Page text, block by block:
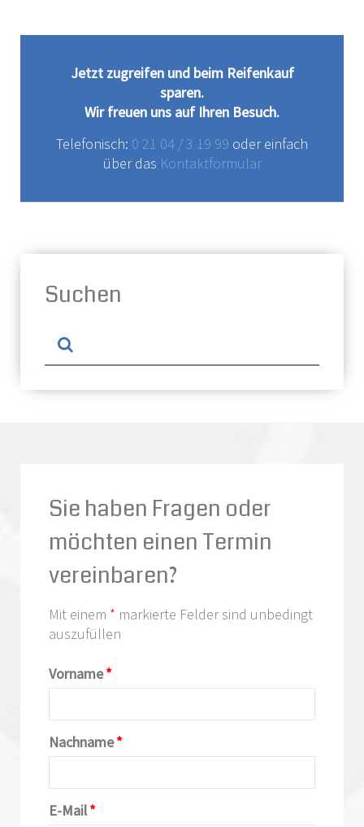
Jetzt zugreifen und beim Reifenkauf
sparen.
Wir freuen uns auf Ihren Besuch.
Telefonisch: 0 21 04 / 3 19 99 oder einfach
über das Kontaktformular
Suchen
Sie haben Fragen oder
möchten einen Termin
vereinbaren?
Mit einem * markierte Felder sind unbedingt
auszufüllen
Vorname*
Nachname*
E-Mail*